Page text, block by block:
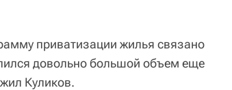
приватизации жилья связано
довольно большой объем еще
Куликов.